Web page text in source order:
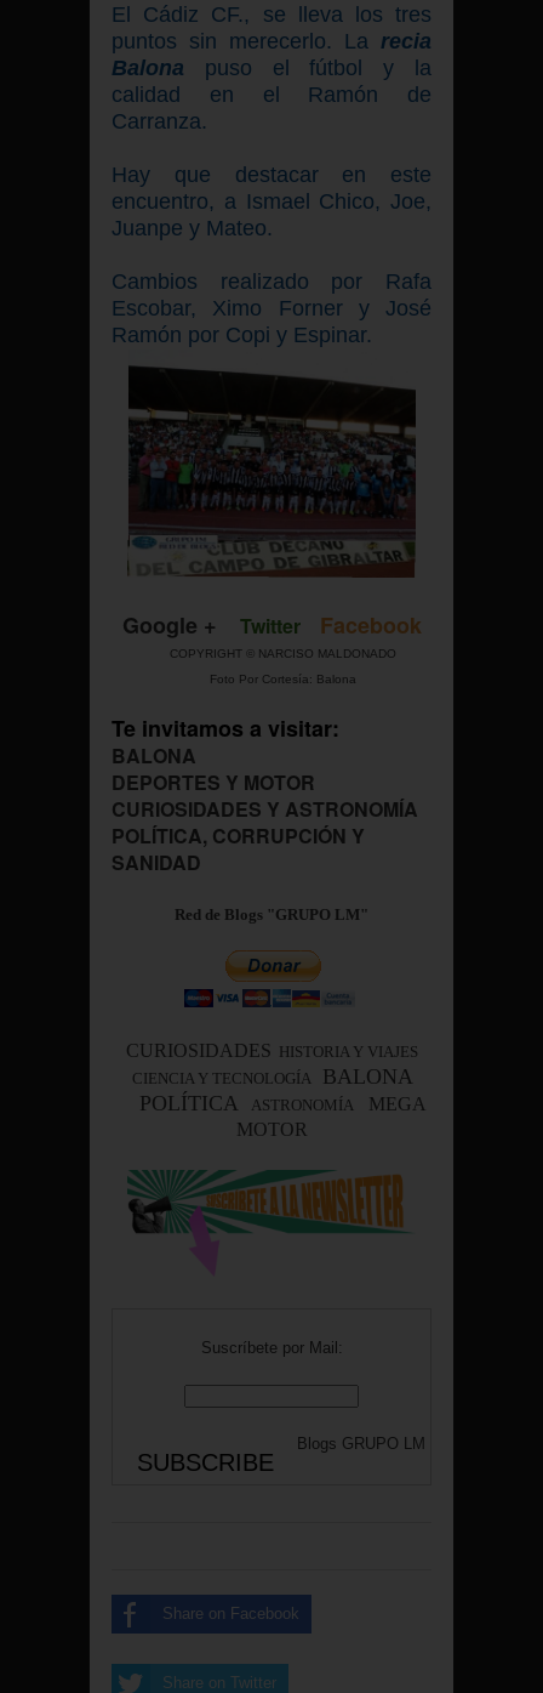
El Cádiz CF., se lleva los tres
puntos sin merecerlo. La recia
Balona puso el fútbol y la
calidad en el Ramón de
Carranza.
Hay que destacar en este
encuentro, a Ismael Chico, Joe,
Juanpe y Mateo.
Cambios realizado por Rafa
Escobar, Ximo Forner y José
Ramón por Copi y Espinar.
Google + Twitter Facebook
COPYRIGHT © NARCISO MALDONADO
Foto Por Cortesía: Balona
Te invitamos a visitar:
BALONA
DEPORTES Y MOTOR
CURIOSIDADES Y ASTRONOMÍA
POLÍTICA, CORRUPCIÓN Y
SANIDAD
Red de Blogs "GRUPO LM"
CURIOSIDADES HISTORIA Y VIAJES
CIENCIA Y TECNOLOGÍA
BALONA
POLÍTICA
ASTRONOMÍA
MEGA
MOTOR
Suscríbete por Mail:
Blogs GRUPO LM
Share on Facebook
Share on Twitter